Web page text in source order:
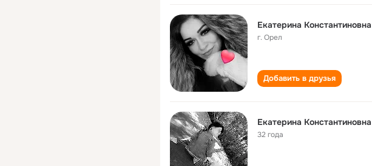
Екатерина Константиновна
г. Орел
Добавить в друзья
Екатерина Константиновна
32 года